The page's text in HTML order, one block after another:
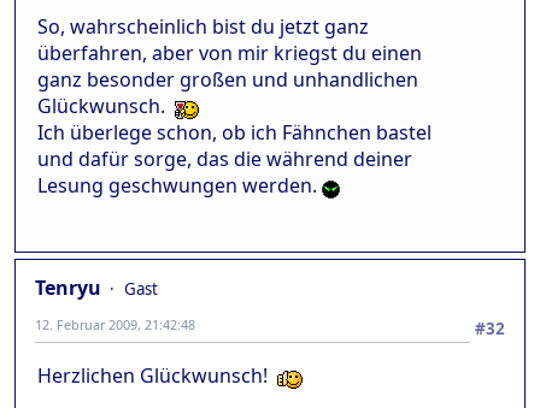
So, wahrscheinlich bist du jetzt ganz
überfahren, aber von mir kriegst du einen
ganz besonder großen und unhandlichen
Glückwunsch.
Ich überlege schon, ob ich Fähnchen bastel
und dafür sorge, das die während deiner
Lesung geschwungen werden.
Tenryu
Gast
#32
12. Februar 2009, 21:42:48
Herzlichen Glückwunsch!